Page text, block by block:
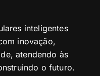
inteligentes
inovação,
atendendo às
o futuro.